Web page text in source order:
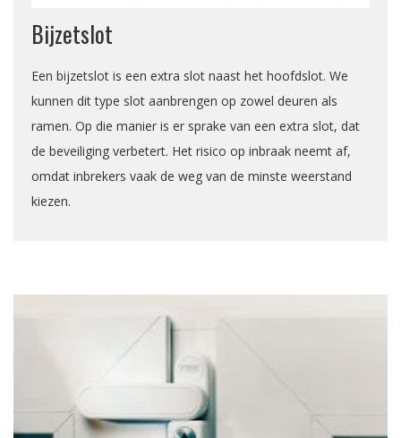
Bijzetslot
Een bijzetslot is een extra slot naast het hoofdslot. We
kunnen dit type slot aanbrengen op zowel deuren als
ramen. Op die manier is er sprake van een extra slot, dat
de beveiliging verbetert. Het risico op inbraak neemt af,
omdat inbrekers vaak de weg van de minste weerstand
kiezen.